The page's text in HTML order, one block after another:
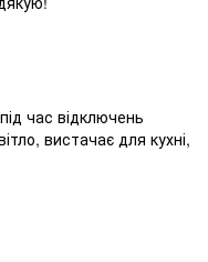
час відключень
вистачає для кухні,